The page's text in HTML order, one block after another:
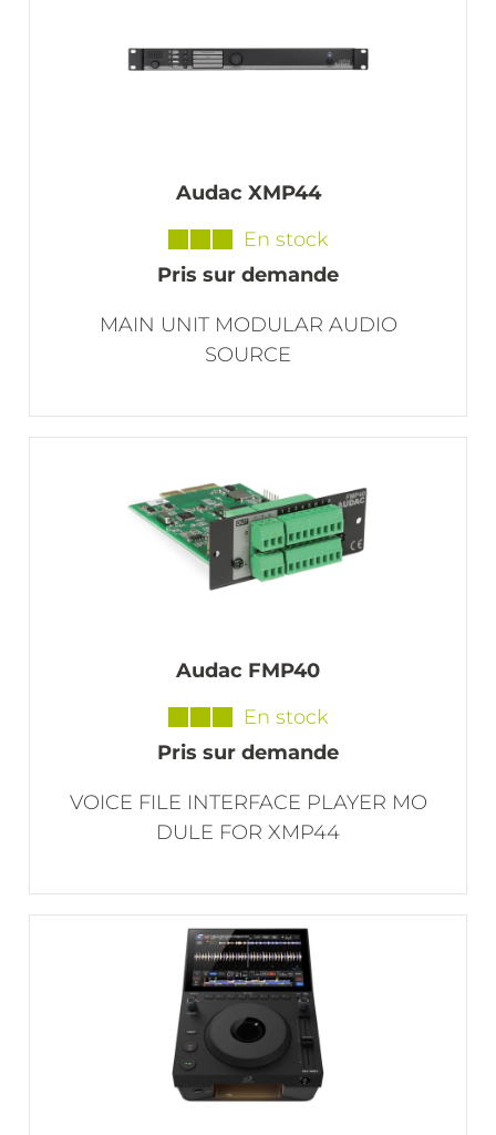
Audac XMP44
En stock
Pris sur demande
MAIN UNIT MODULAR AUDIO
SOURCE
Audac FMP40
En stock
Pris sur demande
VOICE FILE INTERFACE PLAYER MO
DULE FOR XMP44